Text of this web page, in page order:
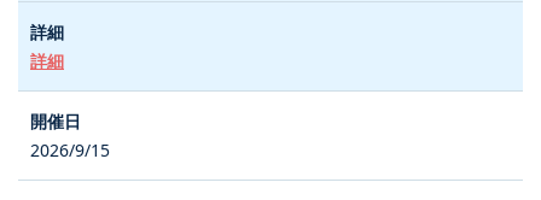
詳細
2026/9/15